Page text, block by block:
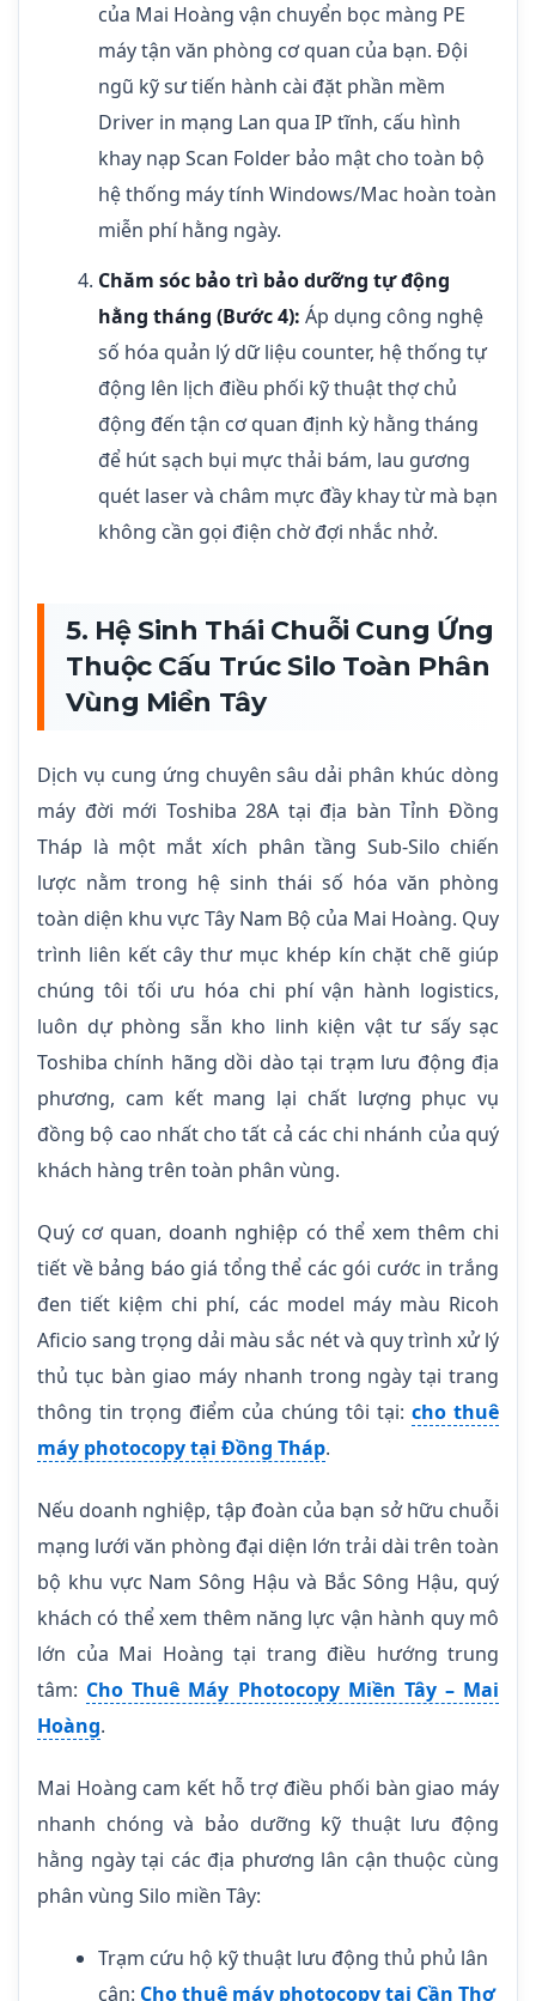
của Mai Hoàng vận chuyển bọc màng PE
máy tận văn phòng cơ quan của bạn. Đội
ngũ kỹ sư tiến hành cài đặt phần mềm
Driver in mạng Lan qua IP tĩnh, cấu hình
khay nạp Scan Folder bảo mật cho toàn bộ
hệ thống máy tính Windows/Mac hoàn toàn
miễn phí hằng ngày.
Chăm sóc bảo trì bảo dưỡng tự động
hằng tháng (Bước 4): Áp dụng công nghệ
số hóa quản lý dữ liệu counter, hệ thống tự
động lên lịch điều phối kỹ thuật thợ chủ
động đến tận cơ quan định kỳ hằng tháng
để hút sạch bụi mực thải bám, lau gương
quét laser và châm mực đầy khay từ mà bạn
không cần gọi điện chờ đợi nhắc nhở.
5. Hệ Sinh Thái Chuỗi Cung Ứng
Thuộc Cấu Trúc Silo Toàn Phân
Vùng Miền Tây
Dịch vụ cung ứng chuyên sâu dải phân khúc dòng
máy đời mới Toshiba 28A tại địa bàn Tỉnh Đồng
Tháp là một mắt xích phân tầng Sub-Silo chiến
lược nằm trong hệ sinh thái số hóa văn phòng
toàn diện khu vực Tây Nam Bộ của Mai Hoàng. Quy
trình liên kết cây thư mục khép kín chặt chẽ giúp
chúng tôi tối ưu hóa chi phí vận hành logistics,
luôn dự phòng sẵn kho linh kiện vật tư sấy sạc
Toshiba chính hãng dồi dào tại trạm lưu động địa
phương, cam kết mang lại chất lượng phục vụ
đồng bộ cao nhất cho tất cả các chi nhánh của quý
khách hàng trên toàn phân vùng.
Quý cơ quan, doanh nghiệp có thể xem thêm chi
tiết về bảng báo giá tổng thể các gói cước in trắng
đen tiết kiệm chi phí, các model máy màu Ricoh
Aficio sang trọng dải màu sắc nét và quy trình xử lý
thủ tục bàn giao máy nhanh trong ngày tại trang
thông tin trọng điểm của chúng tôi tại: cho thuê
máy photocopy tại Đồng Tháp.
Nếu doanh nghiệp, tập đoàn của bạn sở hữu chuỗi
mạng lưới văn phòng đại diện lớn trải dài trên toàn
bộ khu vực Nam Sông Hậu và Bắc Sông Hậu, quý
khách có thể xem thêm năng lực vận hành quy mô
lớn của Mai Hoàng tại trang điều hướng trung
tâm: Cho Thuê Máy Photocopy Miền Tây – Mai
Hoàng.
Mai Hoàng cam kết hỗ trợ điều phối bàn giao máy
nhanh chóng và bảo dưỡng kỹ thuật lưu động
hằng ngày tại các địa phương lân cận thuộc cùng
phân vùng Silo miền Tây:
Trạm cứu hộ kỹ thuật lưu động thủ phủ lân
cận: Cho thuê máy photocopy tại Cần Thơ